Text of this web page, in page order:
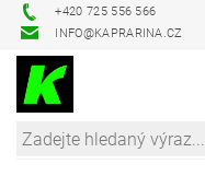
+420 725 556 566
INFO@KAPRARINA.CZ